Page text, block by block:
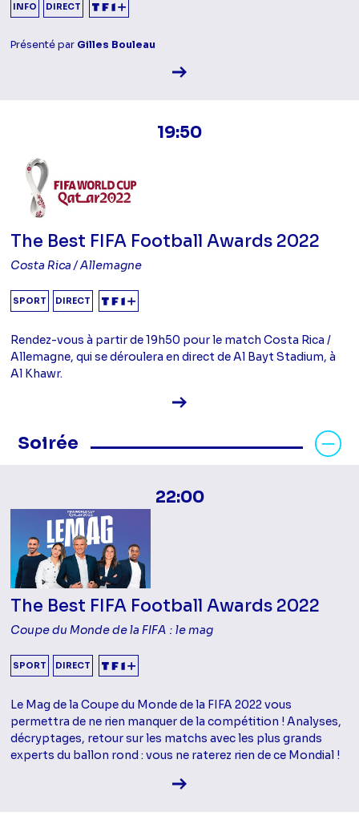
INFO DIRECT
Présenté par Gilles Bouleau
Voir la fiche diffusion
19:50
The Best FIFA Football Awards 2022
Costa Rica / Allemagne
SPORT DIRECT
Rendez-vous à partir de 19h50 pour le match Costa Rica /
Allemagne, qui se déroulera en direct de Al Bayt Stadium, à
Al Khawr.
Voir la fiche diffusion
Soirée
Masquer les programmes Soirée
22:00
The Best FIFA Football Awards 2022
Coupe du Monde de la FIFA : le mag
SPORT DIRECT
Le Mag de la Coupe du Monde de la FIFA 2022 vous
permettra de ne rien manquer de la compétition ! Analyses,
décryptages, retour sur les matchs avec les plus grands
experts du ballon rond : vous ne raterez rien de ce Mondial !
Voir la fiche diffusion